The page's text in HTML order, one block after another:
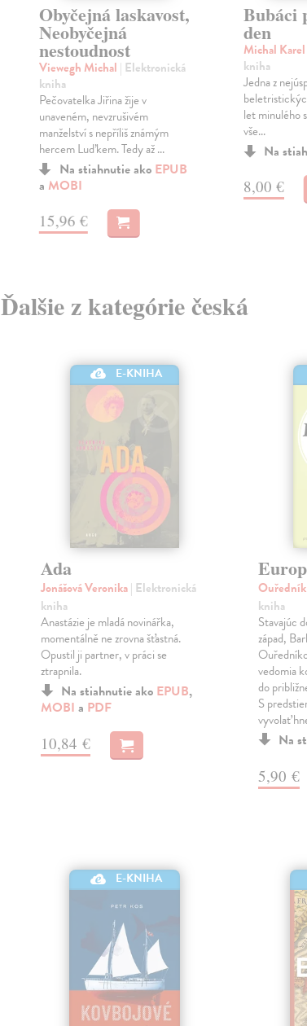
Obyčejná laskavost,
Neobyčejná
nestoudnost
Viewegh Michal | Elektronická
kniha
Pečovatelka Jiřina žije v
unaveném, nevzrušivém
manželství s nepříliš známým
hercem Luďkem. Tedy až ...
Na stiahnutie ako EPUB
a MOBI
15,96 €
Bubáci
den
Michal Karel
kniha
Jedna z
let minulého
vše...
Na
8,00 €
Ďalšie z kategórie česká
E-KNIHA
Ada
Jonášová Veronika| Elektronická
kniha
Anastázie je mladá novinářka,
momentálně ne zrovna šťastná.
Opustil ji partner, v práci se
ztrapnila.
Na stiahnutie ako EPUB,
MOBI a PDF
10,84 €
kniha
Stavajúc
západ,
vedomia
do
S
vyvolať
Na
5,90 €
E-KNIHA